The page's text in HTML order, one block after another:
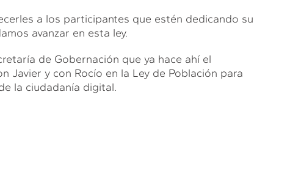
a los participantes que estén dedicando su
avanzar en esta ley.
de Gobernación que ya hace ahí el
Javier y con Rocío en la Ley de Población para
la ciudadanía digital.